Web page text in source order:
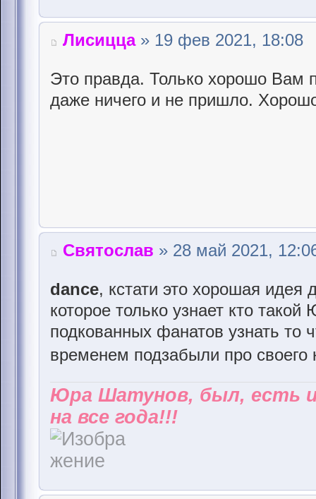
Лисицца» 19 фев 2021, 18:08
Это правда. Только хорошо Вам
даже ничего и не пришло.
Святослав » 28 май 2021,
dance, кстати это хорошая идея
которое только узнает кто
подкованных фанатов узнать то
временем подзабыли про
Юра Шатунов, был, есть
на все года!!!